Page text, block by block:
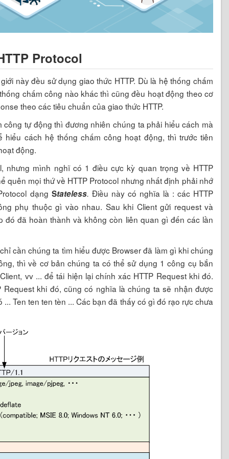
Protocol
này đều sử dụng giao thức HTTP. Dù là hệ thống chấm
chấm công nào khác thì cũng đều hoạt động theo cơ
theo các tiêu chuẩn của giao thức HTTP.
tự động thì đương nhiên chúng ta phải hiểu cách mà
cách hệ thống chấm công hoạt động, thì trước tiên
động.
nhưng mình nghĩ có 1 điều cực kỳ quan trọng về HTTP
quên mọi thứ về HTTP Protocol nhưng nhất định phải nhớ
dạng Stateless. Điều này có nghĩa là : các HTTP
phụ thuộc gì vào nhau. Sau khi Client gửi request và
đó đã hoàn thành và không còn liên quan gì đến các lần
cần chúng ta tìm hiểu được Browser đã làm gì khi chúng
thì về cơ bản chúng ta có thể sử dụng 1 công cụ bắn
vv ... để tái hiện lại chính xác HTTP Request khi đó.
khi đó, cũng có nghĩa là chúng ta sẽ nhận được
Ten ten ten tèn ... Các bạn đã thấy có gì đó rạo rực chưa